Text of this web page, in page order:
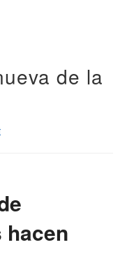
de la
hacen